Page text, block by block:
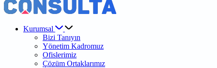
Kurumsal
Bizi Tanıyın
Yönetim Kadromuz
Ofislerimiz
Çözüm Ortaklarımız